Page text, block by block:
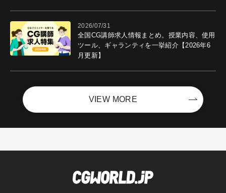
2026/07/31
全国CG講師求人情報まとめ。授業内容、使用
ツール、ギャランティを一挙紹介【2026年6
月更新】
VIEW MORE